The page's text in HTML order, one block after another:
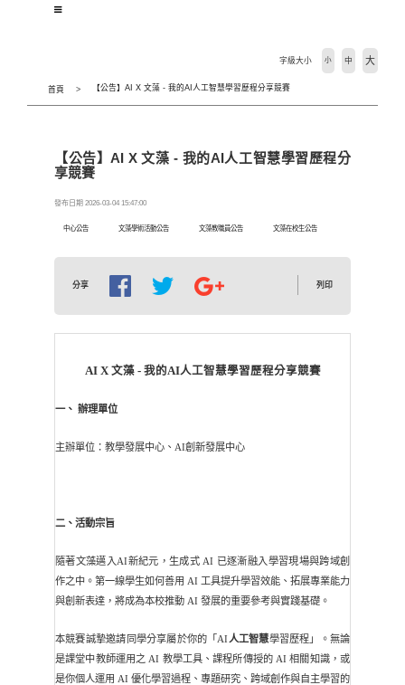
首頁 【公告】AI X 文藻 - 我的AI人工智慧學習歷程分享競賽
字級大小 小 中 大
【公告】AI X 文藻 - 我的AI人工智慧學習歷程分
享競賽
發布日期 2026-03-04 15:47:00
中心公告 文藻學術活動公告 文藻教職員公告 文藻在校生公告
分享 列印
AI X 文藻 - 我的AI人工智慧學習歷程分享競賽
一、 辦理單位
主辦單位：教學發展中心、AI創新發展中心
二、 活動宗旨
隨著文藻邁入AI新紀元，生成式 AI 已逐漸融入學習現場與跨域創
作之中。第一線學生如何善用 AI 工具提升學習效能、拓展專業能力
與創新表達，將成為本校推動 AI 發展的重要參考與實踐基礎。
本競賽誠摯邀請同學分享屬於你的「AI 人工智慧學習歷程」。無論
是課堂中教師運用之 AI 教學工具、課程所傳授的 AI 相關知識，或
是你個人運用 AI 優化學習過程、專題研究、跨域創作與自主學習的